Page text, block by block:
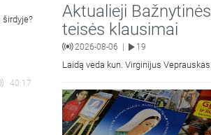
širdyje?
40:17
Aktualieji Bažnytinės
teisės klausimai
2026-08-06 19
Laidą veda kun. Virginijus Veprauskas.